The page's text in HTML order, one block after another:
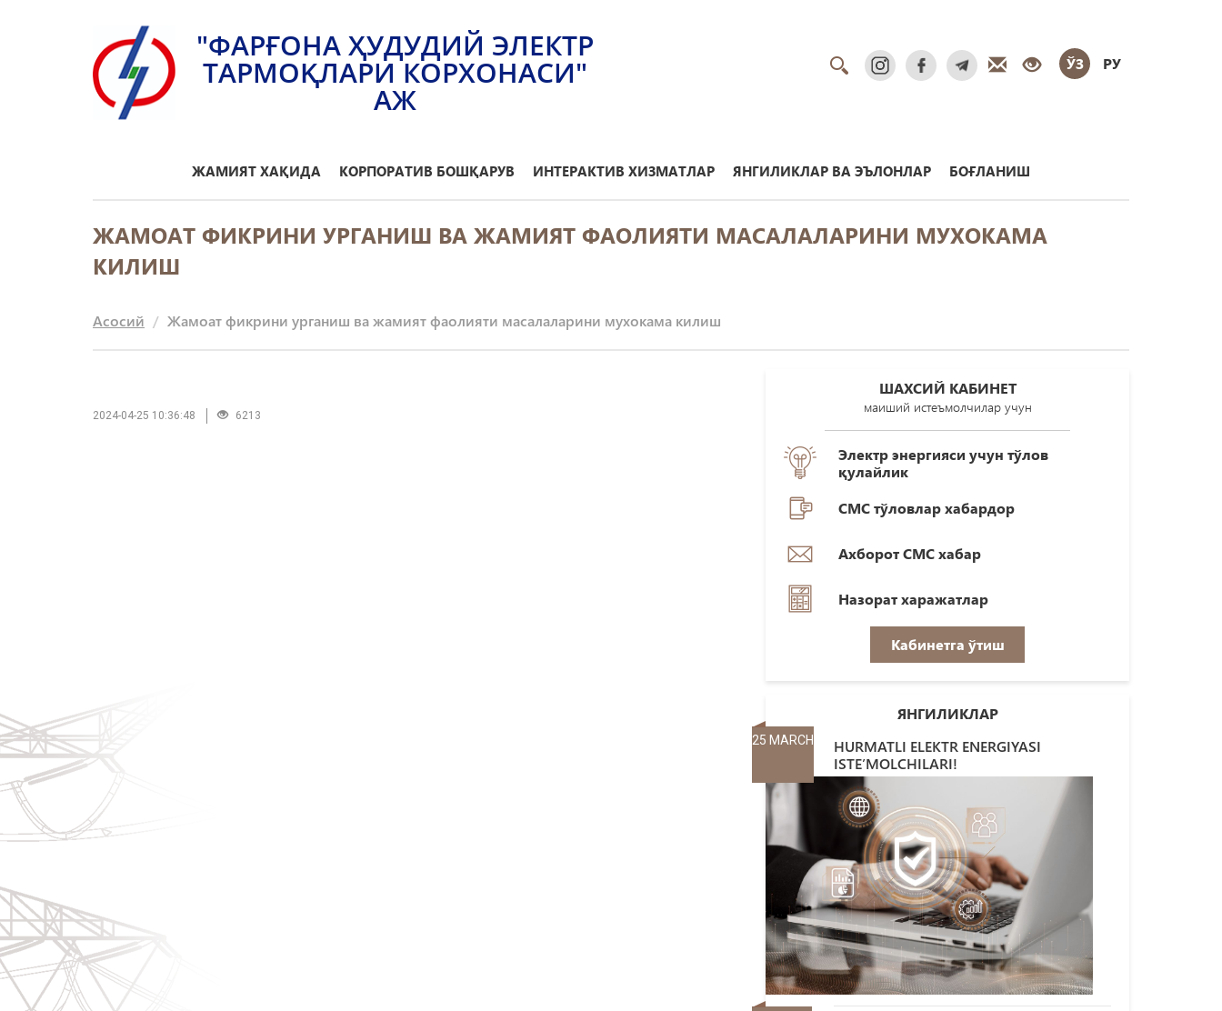
"ФАРҒОНА ҲУДУДИЙ ЭЛЕКТР
ТАРМОҚЛАРИ КОРХОНАСИ"
АЖ
ЎЗ РУ
ЖАМИЯТ ХАҚИДА КОРПОРАТИВ БОШҚАРУВ ИНТЕРАКТИВ ХИЗМАТЛАР ЯНГИЛИКЛАР ВА ЭЪЛОНЛАР БОҒЛАНИШ
ЖАМОАТ ФИКРИНИ УРГАНИШ ВА ЖАМИЯТ ФАОЛИЯТИ МАСАЛАЛАРИНИ МУХОКАМА
КИЛИШ
Асосий Жамоат фикрини урганиш ва жамият фаолияти масалаларини мухокама килиш
2024-04-25 10:36:48 6213
ШАХСИЙ КАБИНЕТ
маиший истеъмолчилар учун
Электр энергияси учун тўлов
қулайлик
СМС тўловлар хабардор
Ахборот СМС хабар
Назорат харажатлар
Кабинетга ўтиш
ЯНГИЛИКЛАР
25 MARCH
HURMATLI ELEKTR ENERGIYASI
ISTE’MOLCHILARI!